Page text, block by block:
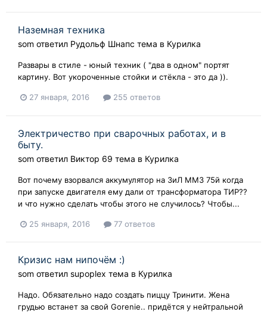
Наземная техника
som ответил Рудольф Шнапс тема в Курилка
Развары в стиле - юный техник ( "два в одном" портят
картину. Вот укороченные стойки и стёкла - это да )).
27 января, 2016 255 ответов
Электричество при сварочных работах, и в
быту.
som ответил Виктор 69 тема в Курилка
Вот почему взорвался аккумулятор на ЗиЛ ММЗ 75й когда
при запуске двигателя ему дали от трансформатора ТИР??
и что нужно сделать чтобы этого не случилось? Чтобы...
25 января, 2016 77 ответов
Кризис нам нипочём :)
som ответил supoplex тема в Курилка
Надо. Обязательно надо создать пиццу Тринити. Жена
грудью встанет за свой Gorenie.. придётся у нейтральной